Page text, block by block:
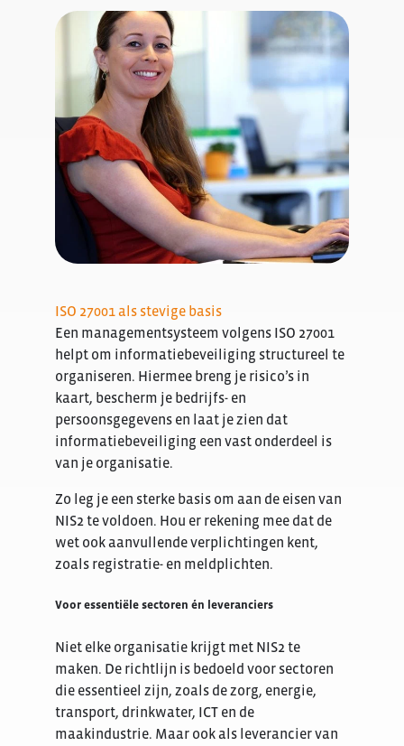
ISO 27001 als stevige basis
Een managementsysteem volgens ISO 27001
helpt om informatiebeveiliging structureel te
organiseren. Hiermee breng je risico’s in
kaart, bescherm je bedrijfs- en
persoonsgegevens en laat je zien dat
informatiebeveiliging een vast onderdeel is
van je organisatie.
Zo leg je een sterke basis om aan de eisen van
NIS2 te voldoen. Hou er rekening mee dat de
wet ook aanvullende verplichtingen kent,
zoals registratie- en meldplichten.
Voor essentiële sectoren én leveranciers
Niet elke organisatie krijgt met NIS2 te
maken. De richtlijn is bedoeld voor sectoren
die essentieel zijn, zoals de zorg, energie,
transport, drinkwater, ICT en de
maakindustrie. Maar ook als leverancier van